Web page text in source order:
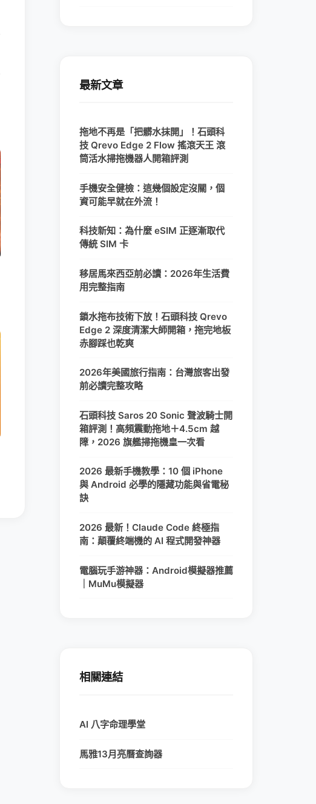
最新文章
拖地不再是「把髒水抹開」！石頭科
技 Qrevo Edge 2 Flow 搖滾天王 滾
筒活水掃拖機器人開箱評測
手機安全健檢：這幾個設定沒關，個
資可能早就在外流！
科技新知：為什麼 eSIM 正逐漸取代
傳統 SIM 卡
移居馬來西亞前必讀：2026年生活費
用完整指南
鎖水拖布技術下放！石頭科技 Qrevo
Edge 2 深度清潔大師開箱，拖完地板
赤腳踩也乾爽
2026年美國旅行指南：台灣旅客出發
前必讀完整攻略
石頭科技 Saros 20 Sonic 聲波騎士開
箱評測！高頻震動拖地＋4.5cm 越
障，2026 旗艦掃拖機皇一次看
2026 最新手機教學：10 個 iPhone
與 Android 必學的隱藏功能與省電秘
訣
2026 最新！Claude Code 終極指
南：顛覆終端機的 AI 程式開發神器
電腦玩手游神器：Android模擬器推薦
｜MuMu模擬器
相關連結
AI 八字命理學堂
馬雅13月亮曆查詢器